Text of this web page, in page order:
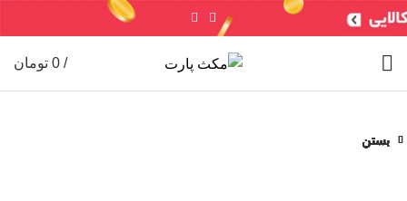
/
0 تومان
بستن
بستن
بستن
بستن
بستن
بستن
بستن
بستن
سنسورها جعبه فیوز ایربگ
خرید ایسیو (کامپیوتر)
ایسیو خودروهای چینی
ایسیو خودروهای ایرانی
شمع / وایر شمع